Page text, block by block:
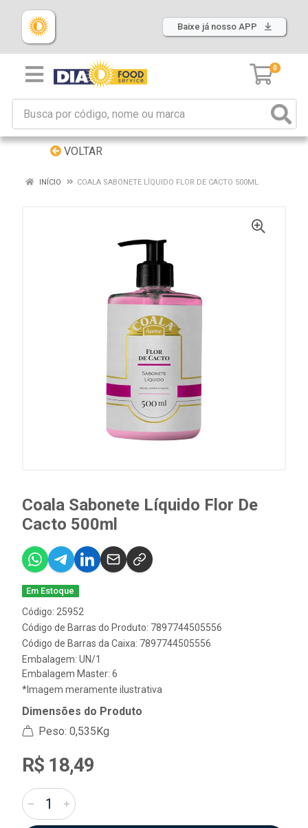
Baixe já nosso APP
0
VOLTAR
INÍCIO COALA SABONETE LÍQUIDO FLOR DE CACTO 500ML
Coala Sabonete Líquido Flor De
Cacto 500ml
Em Estoque
Código: 25952
Código de Barras do Produto: 7897744505556
Código de Barras da Caixa: 7897744505556
Embalagem: UN/1
Embalagem Master: 6
*Imagem meramente ilustrativa
Dimensões do Produto
Peso: 0,535Kg
R$ 18,49